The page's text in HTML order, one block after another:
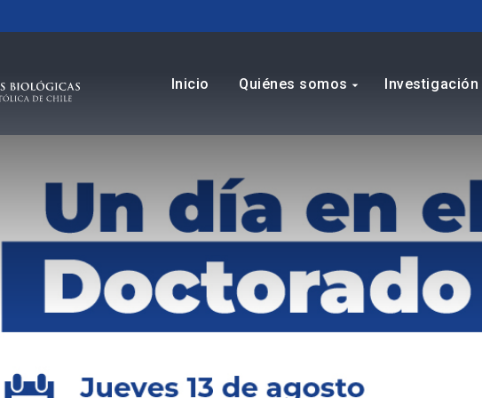
Inicio Quiénes somos arrow_drop_down Investigación